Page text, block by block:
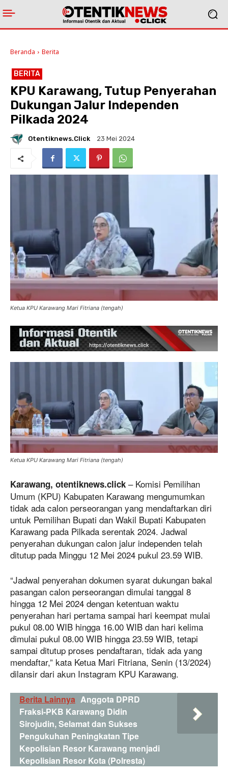
Beranda Berita
BERITA
KPU Karawang, Tutup Penyerahan
Dukungan Jalur Independen
Pilkada 2024
Otentiknews.click 23 Mei 2024
Ketua KPU Karawang Mari Fitriana (tengah)
Ketua KPU Karawang Mari Fitriana (tengah)
Karawang, otentiknews.click – Komisi Pemilihan
Umum (KPU) Kabupaten Karawang mengumumkan
tidak ada calon perseorangan yang mendaftarkan diri
untuk Pemilihan Bupati dan Wakil Bupati Kabupaten
Karawang pada Pilkada serentak 2024. Jadwal
penyerahan dukungan calon jalur independen telah
ditutup pada Minggu 12 Mei 2024 pukul 23.59 WIB.
“Jadwal penyerahan dokumen syarat dukungan bakal
pasangan calon perseorangan dimulai tanggal 8
hingga 12 Mei 2024 dengan ketentuan waktu
penyerahan hari pertama sampai hari keempat mulai
pukul 08.00 WIB hingga 16.00 WIB dan hari kelima
dimulai pukul 08.00 WIB hingga 23.59 WIB, tetapi
sampai ditutup proses pendaftaran, tidak ada yang
mendaftar,” kata Ketua Mari Fitriana, Senin (13/2024)
dilansir dari akun Instagram KPU Karawang.
Berita Lainnya Anggota DPRD
Fraksi-PKB Karawang Didin
Sirojudin, Selamat dan Sukses
Pengukuhan Peningkatan Tipe
Kepolisian Resor Karawang menjadi
Kepolisian Resor Kota (Polresta)